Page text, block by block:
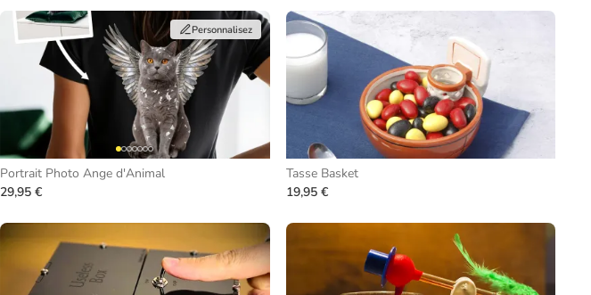
Personnalisez
Portrait Photo Ange d'Animal
29,95 €
Tasse Basket
19,95 €